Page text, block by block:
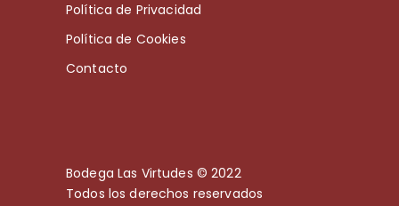
Política de Privacidad
Política de Cookies
Contacto
Bodega Las Virtudes © 2022
Todos los derechos reservados